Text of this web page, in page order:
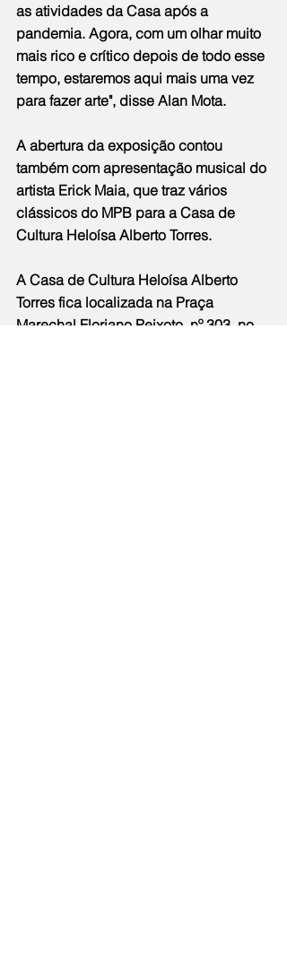
as atividades da Casa após a
pandemia. Agora, com um olhar muito
mais rico e crítico depois de todo esse
tempo, estaremos aqui mais uma vez
para fazer arte", disse Alan Mota.
A abertura da exposição contou
também com apresentação musical do
artista Erick Maia, que traz vários
clássicos do MPB para a Casa de
Cultura Heloísa Alberto Torres.
A Casa de Cultura Heloísa Alberto
Torres fica localizada na Praça
Marechal Floriano Peixoto, nº 303, no